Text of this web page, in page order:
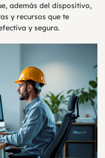
además del dispositivo,
y recursos que te
y segura.